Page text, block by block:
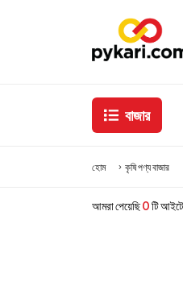
বাজার
হোম কৃষি পণ্য বাজার
আমরা পেয়েছি0টি